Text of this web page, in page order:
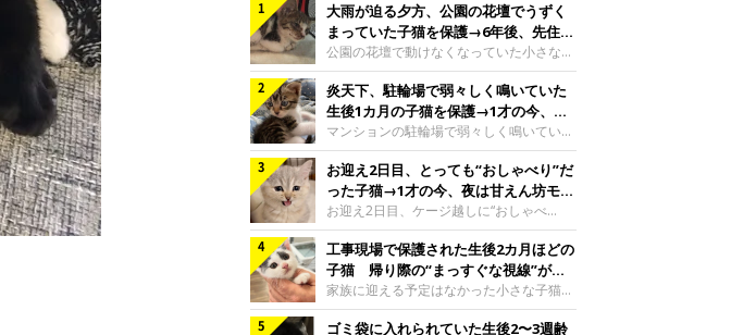
大雨が迫る夕方、公園の花壇でうずく
まっていた子猫を保護→6年後、先住猫
と“姉妹”のような関係に
公園の花壇で動けなくなっていた小さな子
猫。家族に迎えられてから6年、先住猫と
の間には深い絆が育まれていました。保護
当時のティダちゃん。
@muumuu62197189紹介するのは、
X（旧Twitter）ユーザー
@muumuu62197189さんの愛猫・ティダ
ちゃん（取材時6才）の成長記録です。こ
ちらは、生後3カ月ごろのティダちゃん。
飼い主さんが出会ったのは、夜から大雨に
なると予報されていた日の夕方でした。花
壇で動けずにいた子猫保護したばかりのテ
ィダちゃん。@muumuu62197189飼い主
さんは、公園の
炎天下、駐輪場で弱々しく鳴いていた
生後1カ月の子猫を保護→1才の今、筋
肉質でツンデレなコに成長
マンションの駐輪場で弱々しく鳴いてい
た、生後1カ月ほどの子猫。家族に迎えら
れてから1年、体も行動も大きく成長しま
した。炎天下の駐輪場で鳴いていた小さな
子猫保護当時のモモちゃん。@Kingponzu
紹介するのは、X（旧Twitter）ユーザー
@Kingponzuさんの愛猫・モモちゃん（取
材時1才）の成長記録です。こちらは、モ
モちゃんが生後1カ月ごろに撮影された一
枚。飼い主さんの自宅マンションの駐輪場
で鳴いていたところを保護された当時の姿
お迎え2日目、とっても“おしゃべり”だ
った子猫→1才の今、夜は甘えん坊モー
ドになるコに成長！
お迎え2日目、ケージ越しに“おしゃべ
り”する姿を見せていた子猫。1才になった
今も見せる愛らしい姿にキュンとします。
お迎え2日目、ケージ越しに何かを伝える
ももちゃん“おしゃべり”なももちゃん。
@poocoonyan紹介するのは、Instagram
ユーザー@poocoonyanさんの愛猫・もも
工事現場で保護された生後2カ月ほどの
子猫 帰り際の“まっすぐな視線”が忘
れられず、家族の一員に
家族に迎える予定はなかった小さな子猫。
帰り際に見せた姿が、飼い主さんの心に残
りました。保護当時の夏目ちゃん。
ゴミ袋に入れられていた生後2〜3週齢